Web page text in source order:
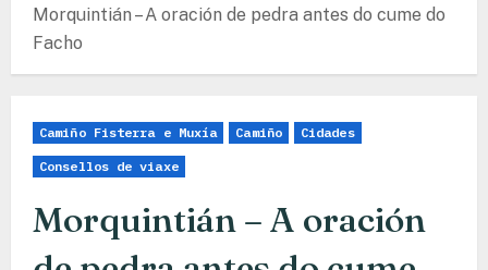
Morquintián – A oración de pedra antes do cume do
Facho
Camiño Fisterra e Muxía Camiño Cidades
Consellos de viaxe
Morquintián – A oración